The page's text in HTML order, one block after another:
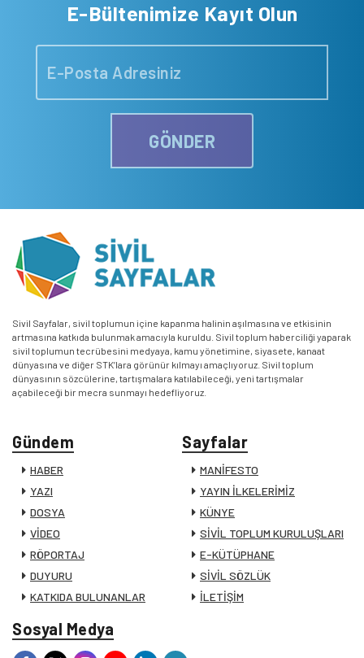
E-Bültenimize Kayıt Olun
GÖNDER
Sivil Sayfalar, sivil toplumun içine kapanma halinin aşılmasına ve etkisinin
artmasına katkıda bulunmak amacıyla kuruldu. Sivil toplum haberciliği yaparak
sivil toplumun tecrübesini medyaya, kamu yönetimine, siyasete, kanaat
dünyasına ve diğer STK’lara görünür kılmayı amaçlıyoruz. Sivil toplum
dünyasının sözcülerine, tartışmalara katılabileceği, yeni tartışmalar
açabileceği bir mecra sunmayı hedefliyoruz.
Gündem
HABER
YAZI
DOSYA
VİDEO
RÖPORTAJ
DUYURU
KATKIDA BULUNANLAR
Sayfalar
MANİFESTO
YAYIN İLKELERİMİZ
KÜNYE
SİVİL TOPLUM KURULUŞLARI
E-KÜTÜPHANE
SİVİL SÖZLÜK
İLETİŞİM
Sosyal Medya